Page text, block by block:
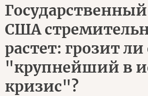
США
растет: грозит ли
"крупнейший в
кризис"?